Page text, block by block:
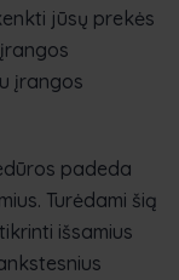
jūsų prekės
įrangos
padeda
Turėdami šią
išsamius